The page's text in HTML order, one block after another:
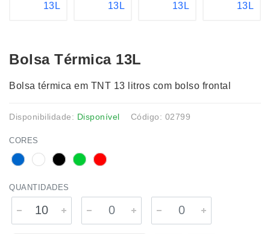
Bolsa Térmica 13L
Bolsa térmica em TNT 13 litros com bolso frontal
Disponibilidade: Disponível Código: 02799
CORES
QUANTIDADES